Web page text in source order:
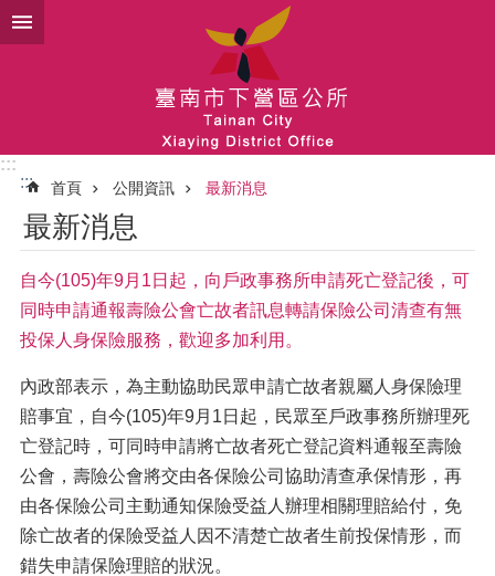
跳到主要內容區塊
:::
:::
首頁 公開資訊 最新消息
最新消息
自今(105)年9月1日起，向戶政事務所申請死亡登記後，可
同時申請通報壽險公會亡故者訊息轉請保險公司清查有無
投保人身保險服務，歡迎多加利用。
內政部表示，為主動協助民眾申請亡故者親屬人身保險理
賠事宜，自今(105)年9月1日起，民眾至戶政事務所辦理死
亡登記時，可同時申請將亡故者死亡登記資料通報至壽險
公會，壽險公會將交由各保險公司協助清查承保情形，再
由各保險公司主動通知保險受益人辦理相關理賠給付，免
除亡故者的保險受益人因不清楚亡故者生前投保情形，而
錯失申請保險理賠的狀況。